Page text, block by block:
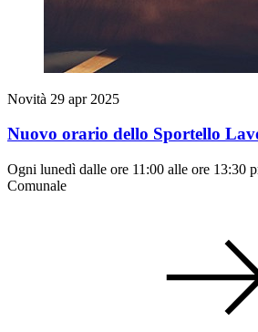
Novità 29 apr 2025
Nuovo orario dello Sportello
Ogni lunedì dalle ore 11:00 alle ore 13:30
Comunale